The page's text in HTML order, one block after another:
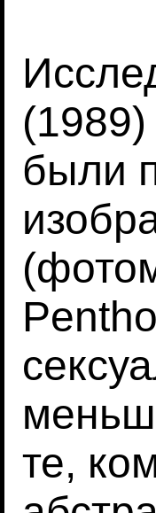
были
те,